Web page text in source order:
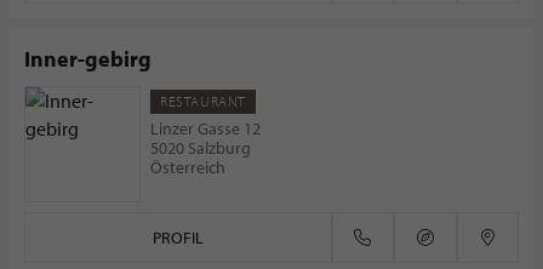
Inner-gebirg
RESTAURANT
Linzer Gasse 12
5020 Salzburg
Österreich
PROFIL